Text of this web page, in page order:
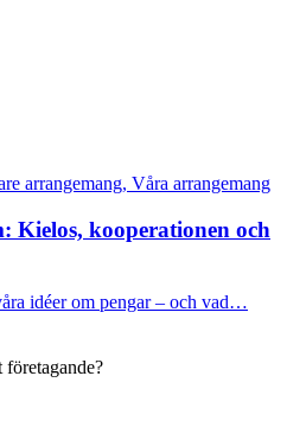
arrangemang, Våra arrangemang
Kielos, kooperationen och
idéer om pengar – och vad…